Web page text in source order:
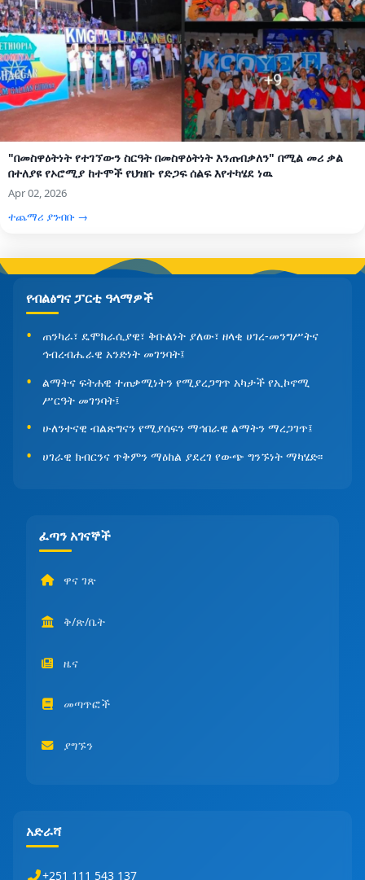
"በመስዋዕትነት የተገኘውን ስርዓት በመስዋዕትነት እንጠብቃለን" በሚል መሪ ቃል
በተለያዩ የኦሮሚያ ከተሞች የህዝቡ የድጋፍ ሰልፍ እየተካሄደ ነዉ
Apr 02, 2026
ተጨማሪ ያንብቡ →
የብልፅግና ፓርቲ ዓላማዎች
ጠንካራ፣ ዴሞክራሲያዊ፣ ቅቡልነት ያለው፣ ዘላቂ ሀገረ-መንግሥትና
ኅብረብሔራዊ አንድነት መገንባት፤
ልማትና ፍትሐዊ ተጠቃሚነትን የሚያረጋግጥ አካታች የኢኮኖሚ
ሥርዓት መገንባት፤
ሁለንተናዊ ብልጽግናን የሚያሰፍን ማኅበራዊ ልማትን ማረጋገጥ፤
ሀገራዊ ክብርንና ጥቅምን ማዕከል ያደረገ የውጭ ግንኙነት ማካሄድ፡፡
ፈጣን አገናኞች
ዋና ገጽ
ቅ/ጽ/ቤት
ዜና
መጣጥፎች
ያግኙን
አድራሻ
+251 111 543 137